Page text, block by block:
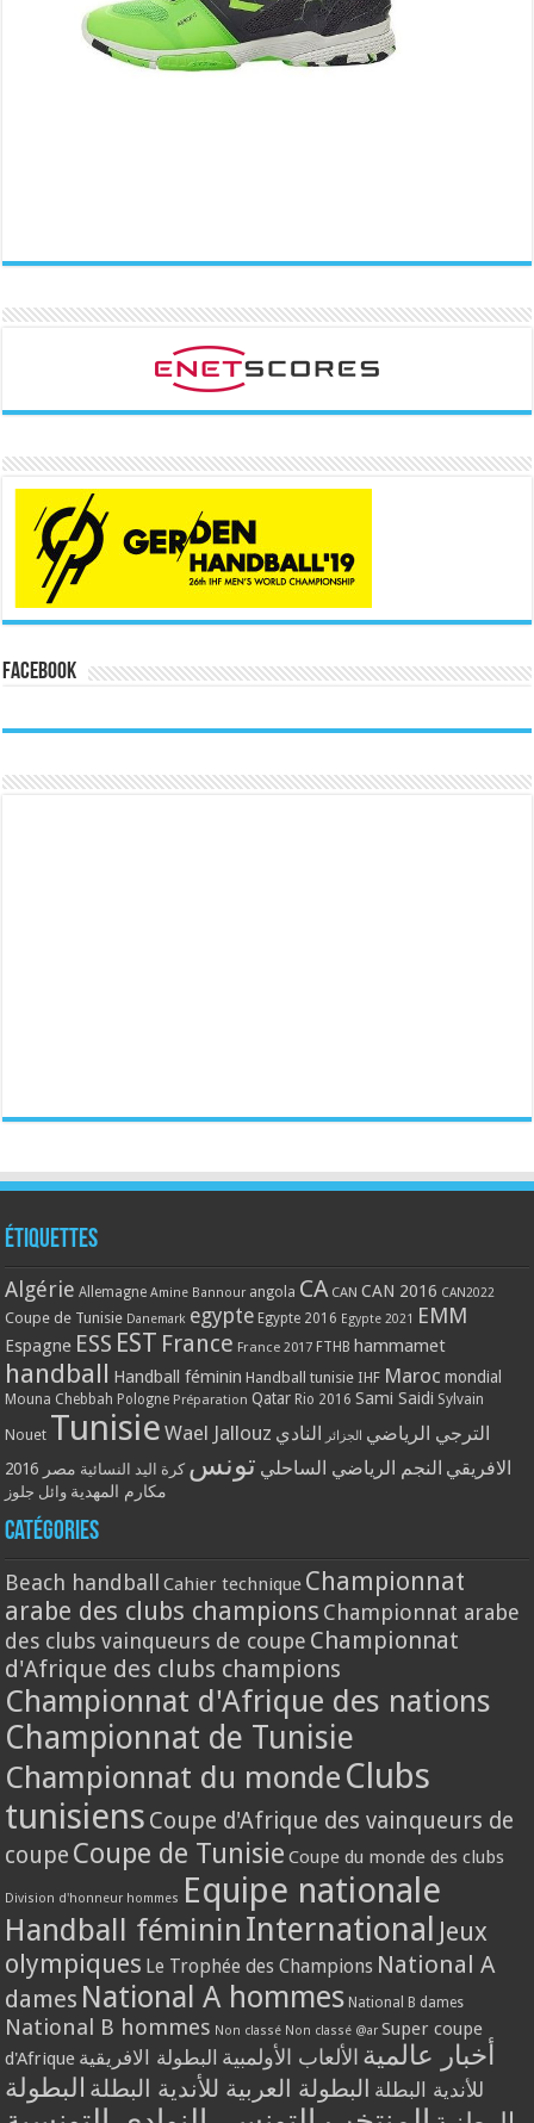
Facebook
Étiquettes
Algérie Allemagne Amine Bannour angola CA CAN CAN 2016 CAN2022
Coupe de Tunisie Danemark egypte Egypte 2016 Egypte 2021 EMM
Espagne ESS EST France France 2017 FTHB hammamet
handball Handball féminin Handball tunisie IHF Maroc mondial
Mouna Chebbah Pologne Préparation Qatar Rio 2016 Sami Saidi Sylvain
Nouet Tunisie Wael Jallouz الترجي الرياضي الجزائر
النادي
الافريقي النجم الرياضي الساحلي تونس كرة اليد النسائية مصر 2016
مكارم المهدية وائل جلوز
Catégories
Beach handball Cahier technique Championnat
arabe des clubs champions Championnat arabe
des clubs vainqueurs de coupe Championnat
d'Afrique des clubs champions
Championnat d'Afrique des nations
Championnat de Tunisie
Championnat du monde Clubs
tunisiens Coupe d'Afrique des vainqueurs de
coupe Coupe de Tunisie Coupe du monde des clubs
Division d'honneur hommes Equipe nationale
Handball féminin International Jeux
olympiques Le Trophée des Champions National A
dames National A hommes National B dames
National B hommes Non classé Non classé @ar Super coupe
d'Afrique
أخبار عالمية الألعاب الأولمبية البطولة الافريقية
للأندية البطلة البطولة العربية للأندية البطلة البطولة